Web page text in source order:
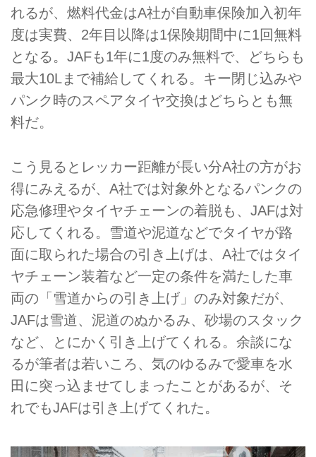
れるが、燃料代金はA社が自動車保険加入初年
度は実費、2年目以降は1保険期間中に1回無料
となる。JAFも1年に1度のみ無料で、どちらも
最大10Lまで補給してくれる。キー閉じ込みや
パンク時のスペアタイヤ交換はどちらとも無
料だ。
こう見るとレッカー距離が長い分A社の方がお
得にみえるが、A社では対象外となるパンクの
応急修理やタイヤチェーンの着脱も、JAFは対
応してくれる。雪道や泥道などでタイヤが路
面に取られた場合の引き上げは、A社ではタイ
ヤチェーン装着など一定の条件を満たした車
両の「雪道からの引き上げ」のみ対象だが、
JAFは雪道、泥道のぬかるみ、砂場のスタック
など、とにかく引き上げてくれる。余談にな
るが筆者は若いころ、気のゆるみで愛車を水
田に突っ込ませてしまったことがあるが、そ
れでもJAFは引き上げてくれた。